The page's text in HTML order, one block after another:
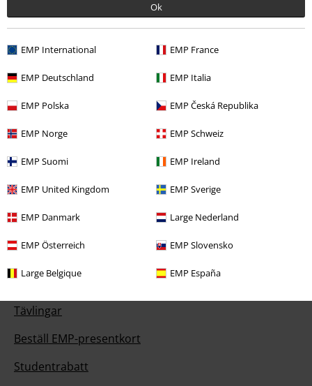
Ok
EMP International EMP France
EMP Deutschland EMP Italia
EMP Polska EMP Česká Republika
EMP Norge EMP Schweiz
EMP Suomi EMP Ireland
EMP United Kingdom EMP Sverige
EMP Danmark Large Nederland
EMP Österreich EMP Slovensko
Large Belgique EMP España
Kundservice
Hjälp
Returpolicy
Returnera en vara
Generell storleksguide
Avsluta mitt BSC-medlemskap
Betalningsmetod
Dina erbjudanden
Tävlingar
Beställ EMP-presentkort
Studentrabatt